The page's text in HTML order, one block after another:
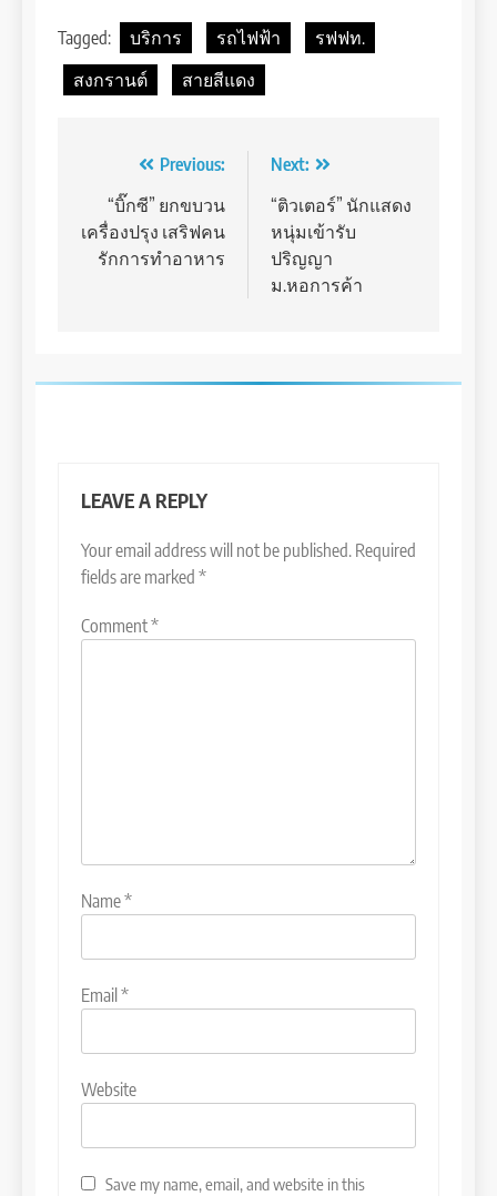
Tagged: บริการ รถไฟฟ้า
รฟฟท.
สงกรานต์
สายสีแดง
navigation
Previous:
“บิ๊กซี” ยกขบวน
เครื่องปรุง เสริฟคน
รักการทำอาหาร
Next:
“ติวเตอร์” นักแสดง
หนุ่มเข้ารับ
ปริญญา
ม.หอการค้า
LEAVE A REPLY
Your email address will not be published. Required
fields are marked *
Comment*
Name*
Email *
Website
Save my name, email, and website in this